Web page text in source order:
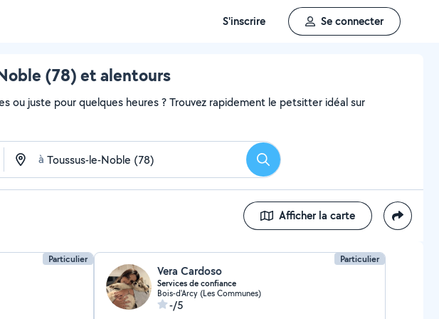
S'inscrire Se connecter
(78) et alentours
ou juste pour quelques heures ? Trouvez rapidement le petsitter idéal sur
à Rechercher
Afficher la carte
Particulier Particulier
Vera Cardoso
Services de confiance
Bois-d'Arcy (Les Communes)
-/5